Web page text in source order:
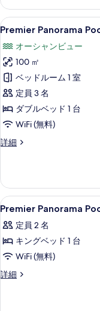
真
を
表
示
す
る
の
詳
細
Premier
Panorama
Pool
Villa
の
す
べ
て
の
を
表
示
す
る
15
Premier Panorama
オーシャンビュー
100 ㎡
ベッドルーム 1 室
定員 3 名
ダブルベッド 1 台
WiFi (無料)
詳細
Premier
の
詳
細
Premier
Panorama
Pool
Villa
の
す
19
Premier Panorama
定員 2 名
キングベッド 1 台
WiFi (無料)
詳細
Premier